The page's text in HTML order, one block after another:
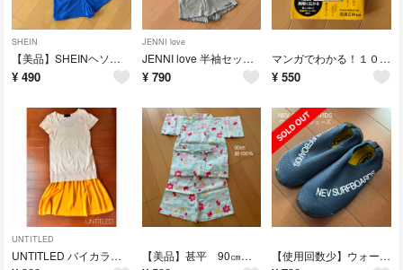
SHEIN
【美品】SHEINヘソだしセットアップ 130〜140㎝
¥ 490
JENNI love
JENNI love 半袖セットアップ 130㎝
¥ 790
マンガでわかる！１０才までに覚えたい言葉１０００
¥ 550
UNTITLED
UNTITLED バイカラーワンピース サイズ2 【美品】甚平 90㎝ 女の子 【使用回数少】ウォーターシューズ 21㎝ ネイビー